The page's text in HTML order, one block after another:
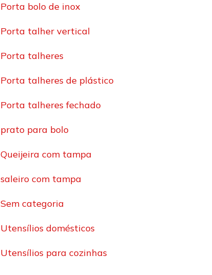
Porta bolo de inox
Porta talher vertical
Porta talheres
Porta talheres de plástico
Porta talheres fechado
prato para bolo
Queijeira com tampa
saleiro com tampa
Sem categoria
Utensílios domésticos
Utensílios para cozinhas